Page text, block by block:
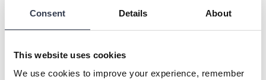
Consent Details About
This website uses cookies
We use cookies to improve your experience, remember
Ilgaamžiškumas
pagaminti gaminiai yra stipresni,
vaizdą ir lėčiau dėvisi.